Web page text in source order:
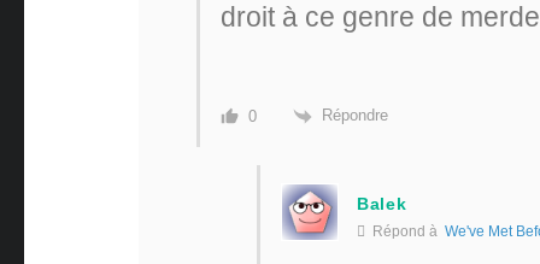
droit à ce genre de
0 Répondre
Balek
Répond à We've Met